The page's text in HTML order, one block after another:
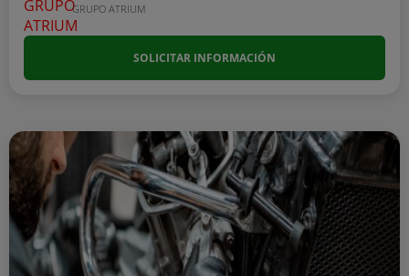
GRUPO ATRIUM
SOLICITAR INFORMACIÓN